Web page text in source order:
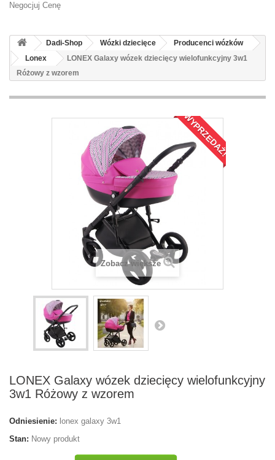
Negocjuj Cenę
Dadi-Shop Wózki dziecięce
Producenci wózków
Lonex
LONEX Galaxy wózek dziecięcy wielofunkcyjny 3w1
Różowy z wzorem
WYPRZEDAŻ!
Zobacz większe
LONEX Galaxy wózek dziecięcy wielofunkcyjny
3w1 Różowy z wzorem
Odniesienie: lonex galaxy 3w1
Stan: Nowy produkt